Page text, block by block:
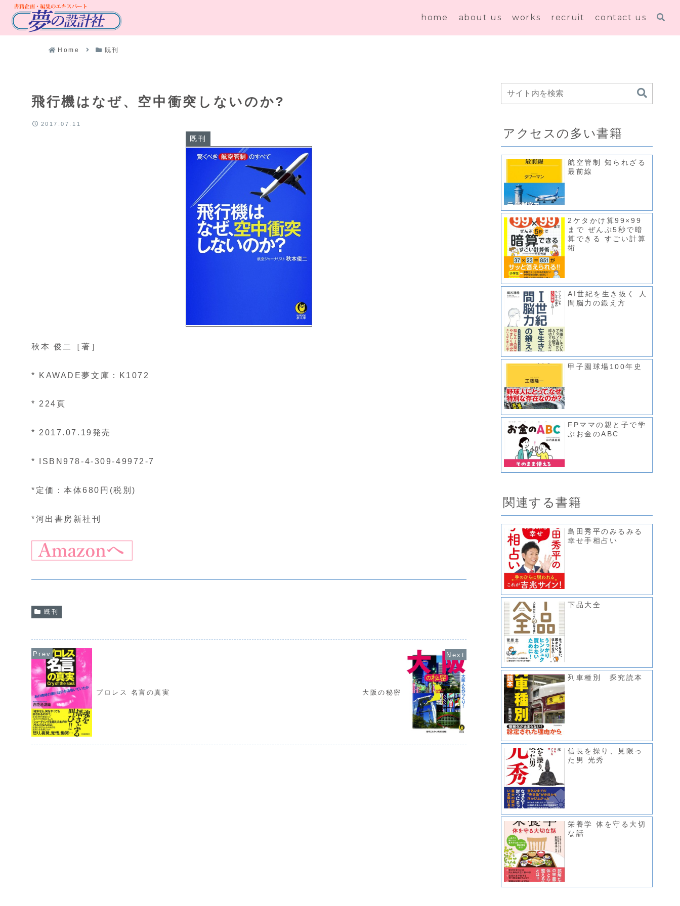
home about us works recruit contact us
Home 既刊
飛行機はなぜ、空中衝突しないのか?
既刊
2017.07.11
秋本 俊二［著］
* KAWADE夢文庫：K1072
* 224頁
* 2017.07.19発売
* ISBN978-4-309-49972-7
*定価：本体680円(税別)
*河出書房新社刊
既刊
プロレス 名言の真実 大阪の秘密
アクセスの多い書籍
航空管制 知られざる
最前線
2ケタかけ算99×99
まで ぜんぶ5秒で暗
算できる すごい計算
術
AI世紀を生き抜く 人
間脳力の鍛え方
甲子園球場100年史
FPママの親と子で学
ぶお金のABC
関連する書籍
島田秀平のみるみる
幸せ手相占い
下品大全
列車種別 探究読本
信長を操り、見限っ
た男 光秀
栄養学 体を守る大切
な話